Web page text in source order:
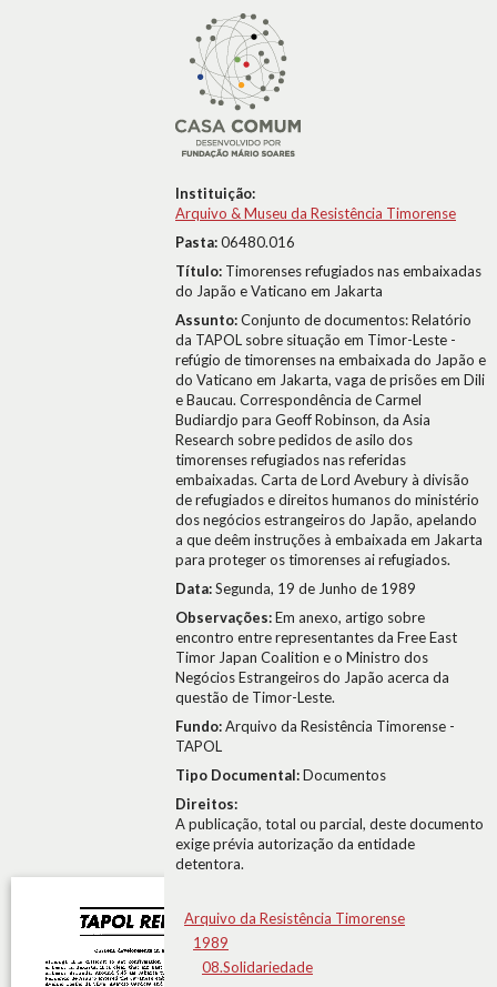
Instituição:
Arquivo & Museu da Resistência Timorense
Pasta:06480.016
Título: Timorenses refugiados nas embaixadas
do Japão e Vaticano em Jakarta
Assunto:Conjunto de documentos: Relatório
da TAPOL sobre situação em Timor-Leste -
refúgio de timorenses na embaixada do Japão e
do Vaticano em Jakarta, vaga de prisões em Dili
e Baucau. Correspondência de Carmel
Budiardjo para Geoff Robinson, da Asia
Research sobre pedidos de asilo dos
timorenses refugiados nas referidas
embaixadas. Carta de Lord Avebury à divisão
de refugiados e direitos humanos do ministério
dos negócios estrangeiros do Japão, apelando
a que deêm instruções à embaixada em Jakarta
para proteger os timorenses ai refugiados.
Data:Segunda, 19 de Junho de 1989
Observações:Em anexo, artigo sobre
encontro entre representantes da Free East
Timor Japan Coalition e o Ministro dos
Negócios Estrangeiros do Japão acerca da
questão de Timor-Leste.
Fundo:Arquivo da Resistência Timorense -
TAPOL
Tipo Documental:Documentos
Direitos:
A publicação, total ou parcial, deste documento
exige prévia autorização da entidade
detentora.
Arquivo da Resistência Timorense
1989
08.Solidariedade